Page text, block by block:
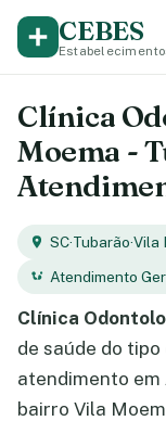
CEBES
Clínica
Moema -
SC·Tubarão·Vila
Atendimento
Clínica
de saúde do tipo
atendimento em
bairro Vila